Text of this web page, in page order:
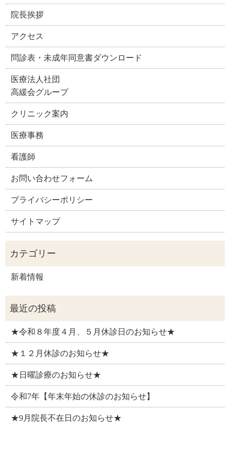
院長挨拶
アクセス
問診表・未成年同意書ダウンロード
医療法人社団
高緩会グループ
クリニック案内
医療事務
看護師
お問い合わせフォーム
プライバシーポリシー
サイトマップ
新着情報
★令和８年度４月、５月休診日のお知らせ★
★１２月休診のお知らせ★
★日曜診療のお知らせ★
令和7年【年末年始の休診のお知らせ】
★9月院長不在日のお知らせ★